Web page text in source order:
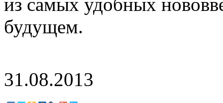
будущем.
31.08.2013